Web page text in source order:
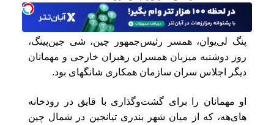
پنگ لی‌یوان، همسر رئیس‌جمهور چین، شی جین‌پینگ،
روز دوشنبه میزبان همسران رهبران خارجی و مهمانان
دیگر اجلاس سران سازمان همکاری شانگهای بود.
او مهمانان را برای گشت‌وگذاری با قایق در رودخانه
های‌هه، که از میان شهر بندری تیانجین در شمال چین